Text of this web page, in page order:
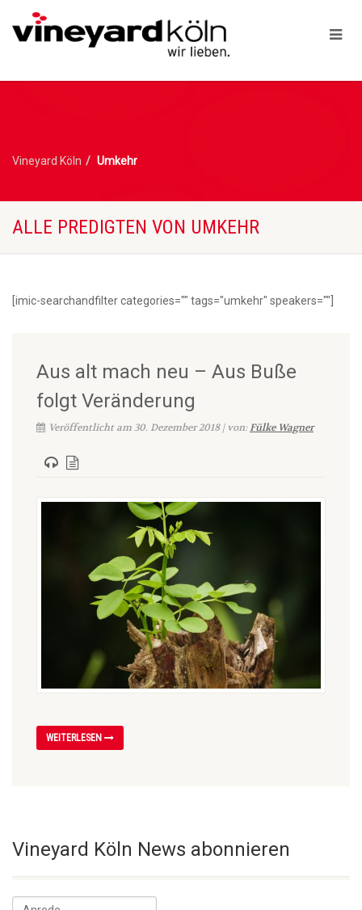
Vineyard Köln Umkehr
ALLE PREDIGTEN VON UMKEHR
[imic-searchandfilter categories="" tags="umkehr" speakers=""]
Aus alt mach neu – Aus Buße
folgt Veränderung
Veröffentlicht am 30. Dezember 2018 | von:Fülke Wagner
WEITERLESEN
Vineyard Köln News abonnieren